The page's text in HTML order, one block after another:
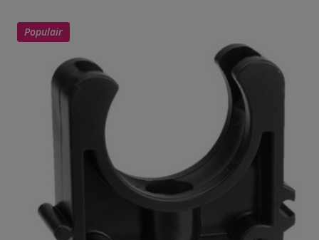
Uw waardering:
Samenvatting
Populair